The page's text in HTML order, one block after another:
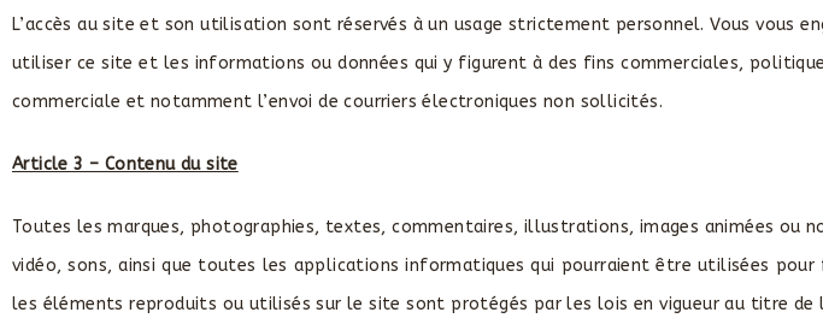
L’accès au site et son utilisation sont réservés à un usage strictement personnel. Vous vous
utiliser ce site et les informations ou données qui y figurent à des fins commerciales,
commerciale et notamment l’envoi de courriers électroniques non sollicités.
Article 3 – Contenu du site
Toutes les marques, photographies, textes, commentaires, illustrations, images animées ou
vidéo, sons, ainsi que toutes les applications informatiques qui pourraient être utilisées
les éléments reproduits ou utilisés sur le site sont protégés par les lois en vigueur au titre